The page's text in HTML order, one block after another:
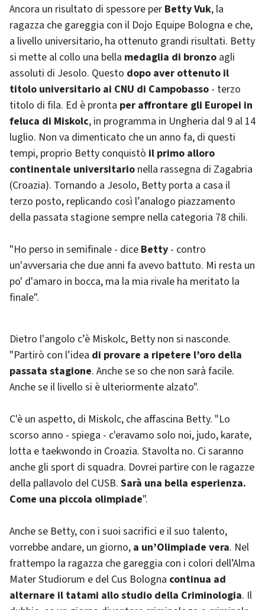
Ancora un risultato di spessore per Betty Vuk, la
ragazza che gareggia con il Dojo Equipe Bologna e che,
a livello universitario, ha ottenuto grandi risultati. Betty
si mette al collo una bella medaglia di bronzo agli
assoluti di Jesolo. Questo dopo aver ottenuto il
titolo universitario ai CNU di Campobasso - terzo
titolo di fila. Ed è pronta per affrontare gli Europei in
feluca di Miskolc, in programma in Ungheria dal 9 al 14
luglio. Non va dimenticato che un anno fa, di questi
tempi, proprio Betty conquistò il primo alloro
continentale universitario nella rassegna di Zagabria
(Croazia). Tornando a Jesolo, Betty porta a casa il
terzo posto, replicando così l’analogo piazzamento
della passata stagione sempre nella categoria 78 chili.
"Ho perso in semifinale - dice Betty - contro
un'avversaria che due anni fa avevo battuto. Mi resta un
po' d'amaro in bocca, ma la mia rivale ha meritato la
finale".
Dietro l'angolo c’è Miskolc, Betty non si nasconde.
"Partirò con l’idea di provare a ripetere l’oro della
passata stagione. Anche se so che non sarà facile.
Anche se il livello si è ulteriormente alzato".
C'è un aspetto, di Miskolc, che affascina Betty. "Lo
scorso anno - spiega - c'eravamo solo noi, judo, karate,
lotta e taekwondo in Croazia. Stavolta no. Ci saranno
anche gli sport di squadra. Dovrei partire con le ragazze
della pallavolo del CUSB. Sarà una bella esperienza.
Come una piccola olimpiade".
Anche se Betty, con i suoi sacrifici e il suo talento,
vorrebbe andare, un giorno, a un’Olimpiade vera. Nel
frattempo la ragazza che gareggia con i colori dell’Alma
Mater Studiorum e del Cus Bologna continua ad
alternare il tatami allo studio della Criminologia. Il